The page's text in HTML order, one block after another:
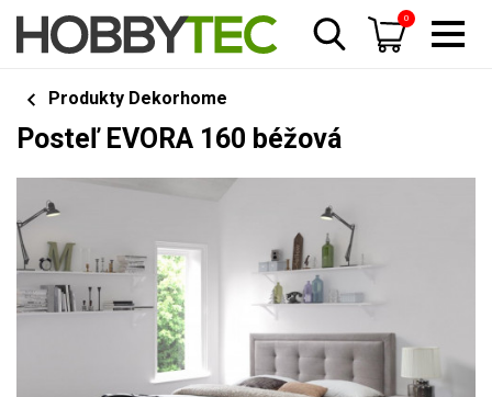
0
Produkty Dekorhome
Posteľ EVORA 160 béžová